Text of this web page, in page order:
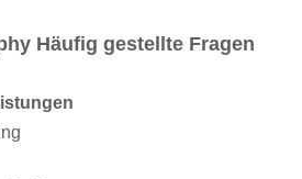
Häufig gestellte Fragen